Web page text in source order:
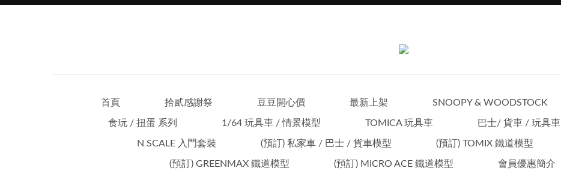
首頁 拾貳感謝祭 豆豆開心價 最新上架 SNOOPY & WOODSTOCK
食玩 / 扭蛋 系列 1/64 玩具車 / 情景模型 TOMICA 玩具車 巴士/ 貨車 / 玩具車
N SCALE 入門套裝 (預訂) 私家車 / 巴士 / 貨車模型 (預訂) TOMIX 鐵道模型
(預訂) GREENMAX 鐵道模型 (預訂) MICRO ACE 鐵道模型 會員優惠簡介